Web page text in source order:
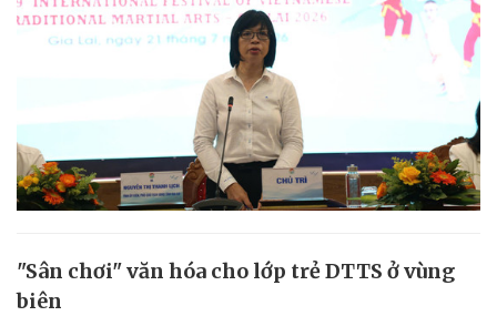
"Sân chơi" văn hóa cho lớp trẻ DTTS ở vùng
biên